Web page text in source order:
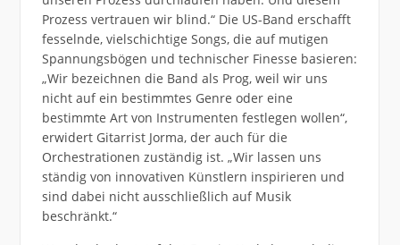
Prozess vertrauen wir blind.“ Die US-Band erschafft
fesselnde, vielschichtige Songs, die auf mutigen
Spannungsbögen und technischer Finesse basieren:
„Wir bezeichnen die Band als Prog, weil wir uns
nicht auf ein bestimmtes Genre oder eine
bestimmte Art von Instrumenten festlegen wollen“,
erwidert Gitarrist Jorma, der auch für die
Orchestrationen zuständig ist. „Wir lassen uns
ständig von innovativen Künstlern inspirieren und
sind dabei nicht ausschließlich auf Musik
beschränkt.“